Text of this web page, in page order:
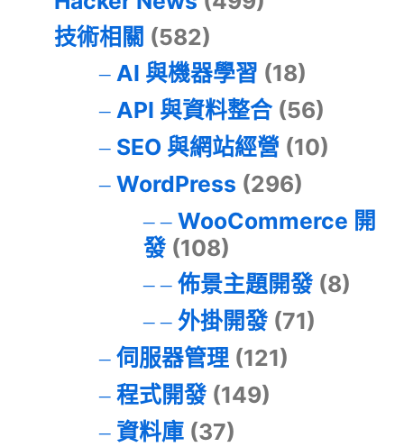
技術相關 (582)
AI 與機器學習 (18)
API 與資料整合(56)
SEO 與網站經營 (10)
WordPress (296)
WooCommerce 開
發(108)
佈景主題開發(8)
外掛開發(71)
伺服器管理(121)
程式開發(149)
資料庫(37)